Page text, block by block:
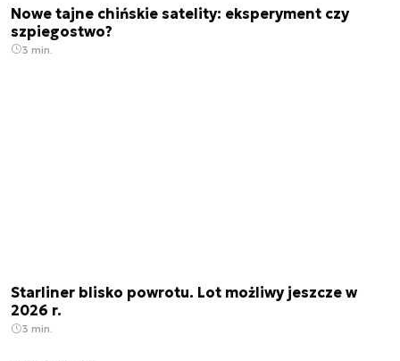
Nowe tajne chińskie satelity: eksperyment czy
szpiegostwo?
3 min.
Starliner blisko powrotu. Lot możliwy jeszcze w
2026 r.
3 min.